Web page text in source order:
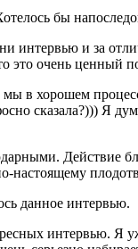
бы
интервью и за
это очень ценный
в хорошем
сказала?))) Я
Действие
данное интервью.
интервью. Я